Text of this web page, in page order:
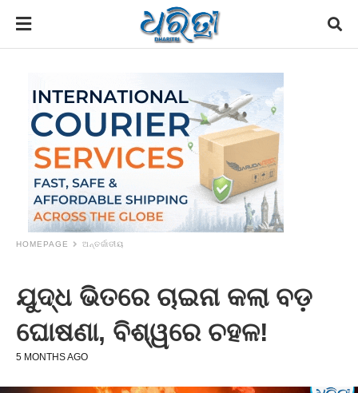
HOMEPAGE ଅନ୍ତର୍ଜାତୀୟ
ଯୁଦ୍ଧ ଭିତରେ ଚାଇନା କଲା ବଡ଼
ଘୋଷଣା, ବିଶ୍ୱରେ ଚହଳ!
5 MONTHS AGO